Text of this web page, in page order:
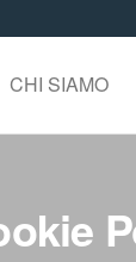
CHI SIAMO